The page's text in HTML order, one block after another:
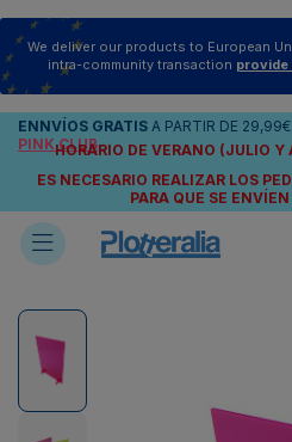
We deliver our products to European
intra-community transaction provide
ENNVÍOS GRATIS A PARTIR DE 29,99€
PINK CLUB
HORARIO DE VERANO (JULIO
ES NECESARIO REALIZAR LOS
PARA QUE SE ENVÍEN